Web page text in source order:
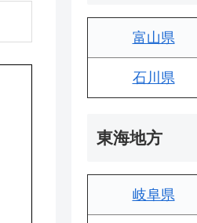
富山県
石川県
東海地方
岐阜県